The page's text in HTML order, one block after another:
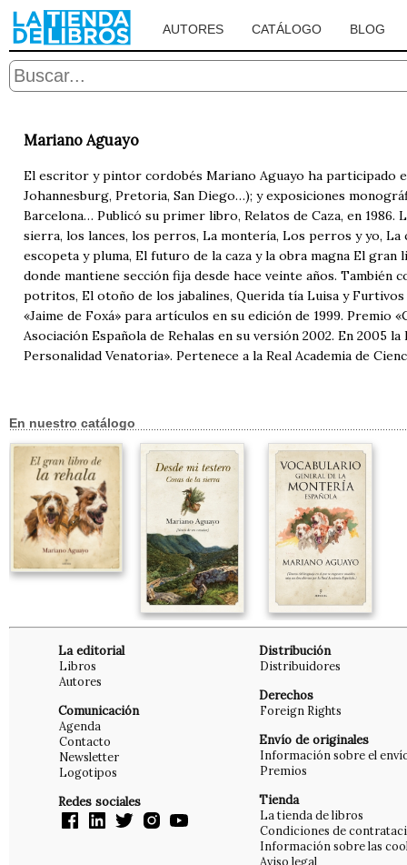
AUTORES CATÁLOGO BLOG
Mariano Aguayo
El escritor y pintor cordobés Mariano Aguayo ha participado
Johannesburg, Pretoria, San Diego…); y exposiciones
Barcelona… Publicó su primer libro, Relatos de Caza, en
sierra, los lances, los perros, La montería, Los perros y yo, La
escopeta y pluma, El futuro de la caza y la obra magna El
donde mantiene sección fija desde hace veinte años.
potritos, El otoño de los jabalines, Querida tía Luisa y
«Jaime de Foxá» para artículos en su edición de 1999. Premio
Asociación Española de Rehalas en su versión 2002. En 2005
Personalidad Venatoria». Pertenece a la Real Academia de
En nuestro catálogo
La editorial
Libros
Autores
Comunicación
Agenda
Contacto
Newsletter
Logotipos
Redes sociales
Distribución
Distribuidores
Derechos
Foreign Rights
Envío de originales
Información sobre el
Premios
Tienda
La tienda de libros
Condiciones de
Información sobre las
Aviso legal